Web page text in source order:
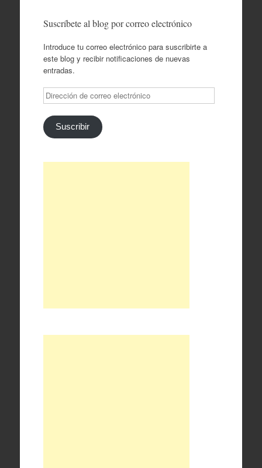
Suscríbete al blog por correo electrónico
Introduce tu correo electrónico para suscribirte a
este blog y recibir notificaciones de nuevas
entradas.
Dirección
de
correo
electrónico
Suscribir